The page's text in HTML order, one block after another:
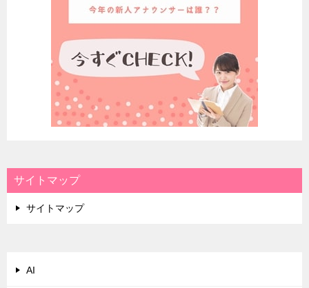
サイトマップ
サイトマップ
AI